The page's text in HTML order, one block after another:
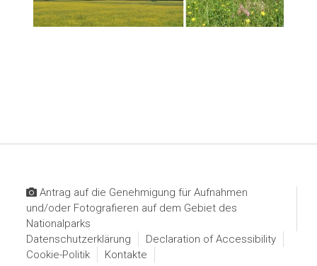
Antrag auf die Genehmigung für Aufnahmen
und/oder Fotografieren auf dem Gebiet des
Nationalparks
Datenschutzerklärung
Declaration of Accessibility
Cookie-Politik
Kontakte